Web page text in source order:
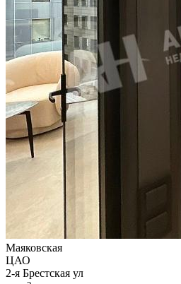
Маяковская
ЦАО
2-я Брестская ул